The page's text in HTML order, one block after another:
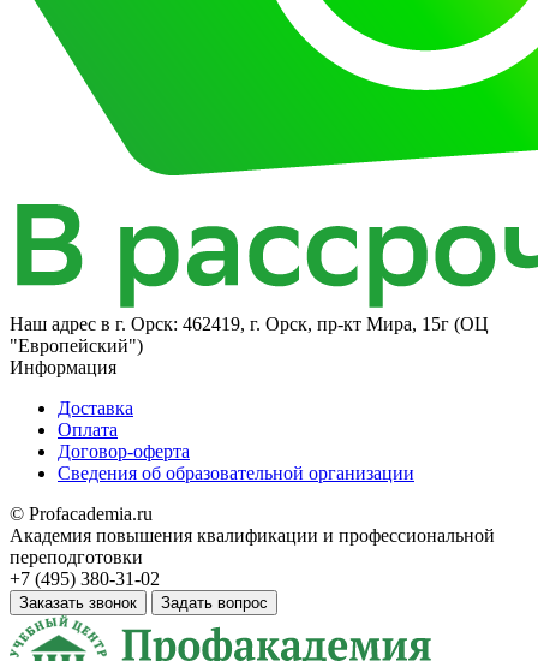
Наш адрес в г. Орск: 462419, г. Орск, пр-кт Мира, 15г (ОЦ
"Европейский")
Информация
Доставка
Оплата
Договор-оферта
Сведения об образовательной организации
© Profacademia.ru
Академия повышения квалификации и профессиональной
переподготовки
+7 (495) 380-31-02
Заказать звонок Задать вопрос